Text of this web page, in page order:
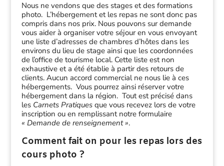
Nous ne vendons que des stages et des formations
photo. L’hébergement et les repas ne sont donc pas
compris dans nos prix. Nous pouvons sur demande
vous aider à organiser votre séjour en vous envoyant
une liste d’adresses de chambres d’hôtes dans les
environs du lieu de stage ainsi que les coordonnées
de l’office de tourisme local. Cette liste est non
exhaustive et a été établie à partir des retours de
clients. Aucun accord commercial ne nous lie à ces
hébergements. Vous pourrez ainsi réserver votre
hébergement dans la région. Tout est précisé dans
les Carnets Pratiquesque vous recevez lors de votre
inscription ou en remplissant notre formulaire
« Demande de renseignement ».
Comment fait on pour les repas lors des
cours photo ?